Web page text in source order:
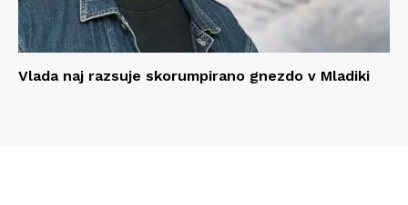
Vlada naj razsuje skorumpirano gnezdo v Mladiki